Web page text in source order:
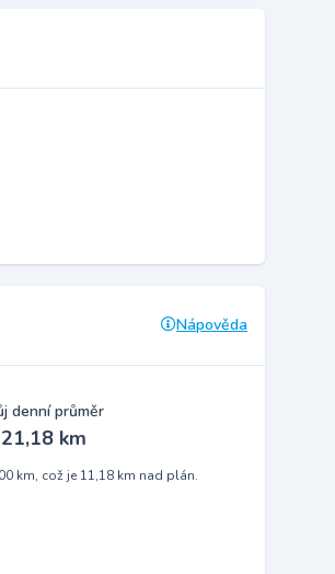
Nápověda
denní průměr
21,18 km
km, což je 11,18 km nad plán.